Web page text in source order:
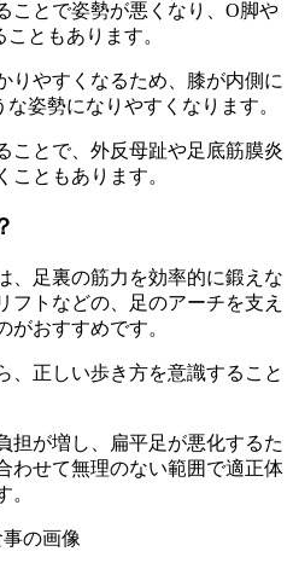
ことで姿勢が悪くなり、O脚や
ともあります。
りやすくなるため、膝が内側に
姿勢になりやすくなります。
ことで、外反母趾や足底筋膜炎
こともあります。
、足裏の筋力を効率的に鍛えな
フトなどの、足のアーチを支え
がおすすめです。
、正しい歩き方を意識すること
担が増し、扁平足が悪化するた
わせて無理のない範囲で適正体
。